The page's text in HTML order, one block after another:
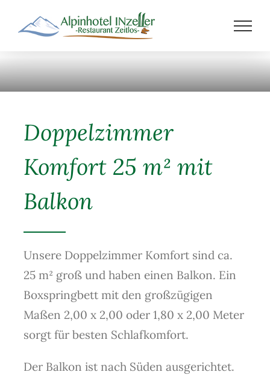
Inhalt
Doppelzimmer
Komfort 25 m² mit
Balkon
Unsere Doppelzimmer Komfort sind ca.
25 m² groß und haben einen Balkon. Ein
Boxspringbett mit den großzügigen
Maßen 2,00 x 2,00 oder 1,80 x 2,00 Meter
sorgt für besten Schlafkomfort.
Der Balkon ist nach Süden ausgerichtet.